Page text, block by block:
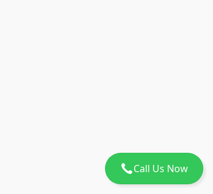
Call Us Now